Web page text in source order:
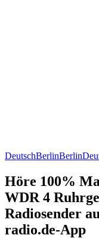
DeutschBerlinBerlin
Höre 100%
WDR 4
Radiosender
radio.de-App